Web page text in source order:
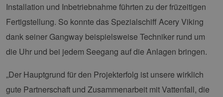
Installation und Inbetriebnahme führten zu der früzeitigen
Fertigstellung. So konnte das Spezialschiff Acery Viking
dank seiner Gangway beispielsweise Techniker rund um
die Uhr und bei jedem Seegang auf die Anlagen bringen.
„Der Hauptgrund für den Projekterfolg ist unsere wirklich
gute Partnerschaft und Zusammenarbeit mit Vattenfall, die